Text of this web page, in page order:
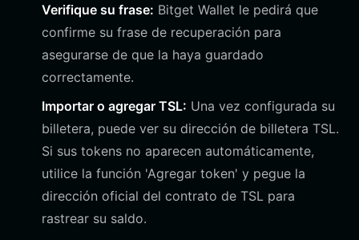
Verifique su frase: Bitget Wallet le pedirá que
confirme su frase de recuperación para
asegurarse de que la haya guardado
correctamente.
Importar o agregar TSL: Una vez configurada su
billetera, puede ver su dirección de billetera TSL.
Si sus tokens no aparecen automáticamente,
utilice la función 'Agregar token' y pegue la
dirección oficial del contrato de TSL para
rastrear su saldo.